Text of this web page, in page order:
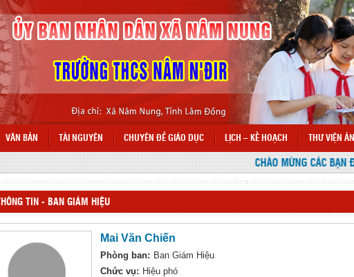
VĂN BẢN TÀI NGUYÊN CHUYÊN ĐỀ GIÁO DỤC LỊCH – KẾ HOẠCH THƯ VIỆN
CHÀO MỪNG CÁC BẠN
THÔNG TIN - BAN GIÁM HIỆU
Mai Văn Chiến
Phòng ban: Ban Giám Hiệu
Chức vụ: Hiệu phó